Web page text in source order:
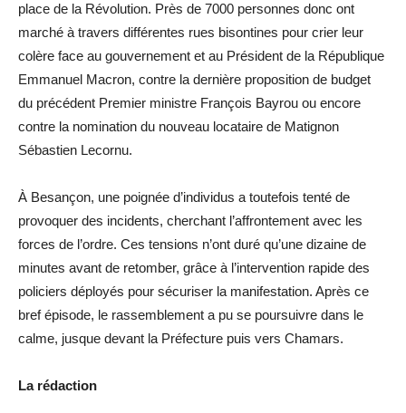
place de la Révolution. Près de 7000 personnes donc ont
marché à travers différentes rues bisontines pour crier leur
colère face au gouvernement et au Président de la République
Emmanuel Macron, contre la dernière proposition de budget
du précédent Premier ministre François Bayrou ou encore
contre la nomination du nouveau locataire de Matignon
Sébastien Lecornu.
À Besançon, une poignée d’individus a toutefois tenté de
provoquer des incidents, cherchant l’affrontement avec les
forces de l’ordre. Ces tensions n’ont duré qu’une dizaine de
minutes avant de retomber, grâce à l’intervention rapide des
policiers déployés pour sécuriser la manifestation. Après ce
bref épisode, le rassemblement a pu se poursuivre dans le
calme, jusque devant la Préfecture puis vers Chamars.
La rédaction